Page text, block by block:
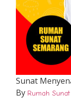
Sunat
By Rumah